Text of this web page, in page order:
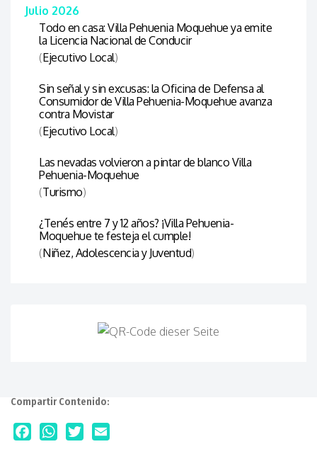
Julio 2026
Todo en casa: Villa Pehuenia Moquehue ya emite
la Licencia Nacional de Conducir
(Ejecutivo Local)
Sin señal y sin excusas: la Oficina de Defensa al
Consumidor de Villa Pehuenia-Moquehue avanza
contra Movistar
(Ejecutivo Local)
Las nevadas volvieron a pintar de blanco Villa
Pehuenia-Moquehue
(Turismo)
¿Tenés entre 7 y 12 años? ¡Villa Pehuenia-
Moquehue te festeja el cumple!
(Niñez, Adolescencia y Juventud)
Compartir Contenido: